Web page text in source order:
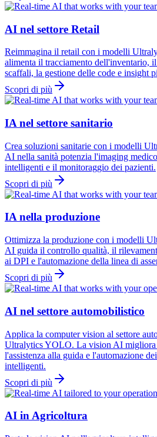
AI nel settore Retail
Reimmagina il retail con i modelli
alimenta il tracciamento dell'inventario,
scaffali, la gestione delle code e insight
Scopri di più
IA nel settore sanitario
Crea soluzioni sanitarie con i modelli
AI nella sanità potenzia l'imaging
intelligenti e il monitoraggio dei pazienti.
Scopri di più
IA nella produzione
Ottimizza la produzione con i modelli
AI guida il controllo qualità, il
ai DPI e l'automazione della linea di
Scopri di più
AI nel settore automobilistico
Applica la computer vision al settore
Ultralytics YOLO. La vision AI migliora
l'assistenza alla guida e l'automazione
intelligenti.
Scopri di più
AI in Agricoltura